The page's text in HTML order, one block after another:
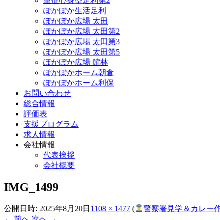
ぽかぽか生活足利
ぽかぽか広場 太田
ぽかぽか広場 太田第2
ぽかぽか広場 太田第3
ぽかぽか広場 太田第5
ぽかぽか広場 館林
ぽかぽかホーム朝倉
ぽかぽかホーム利保
お問い合わせ
総合情報
評価表
支援プログラム
求人情報
会社情報
代表挨拶
会社概要
IMG_1499
公開日時: 2025年8月20日 1108 × 1477 ( 警察署見学＆カレー